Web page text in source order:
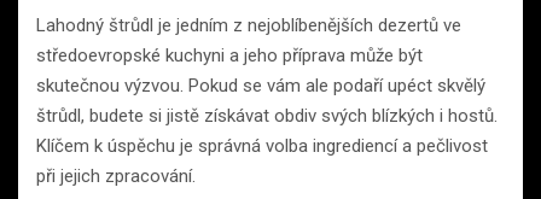
Lahodný štrůdl je jedním z nejoblíbenějších dezertů ve
středoevropské kuchyni a jeho příprava může být
skutečnou výzvou. Pokud se vám ale podaří upéct skvělý
štrůdl, budete si jistě získávat obdiv svých blízkých i hostů.
Klíčem k úspěchu je správná volba ingrediencí a pečlivost
při jejich zpracování.